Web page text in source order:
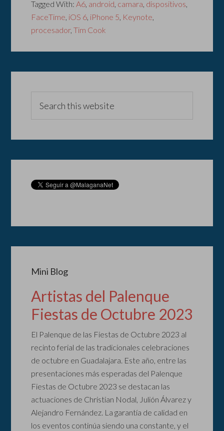
Tagged With:A6, android, camara, dispositivos,
FaceTime, iOS 6, iPhone 5, Keynote,
procesador,Tim Cook
Mini Blog
Artistas del Palenque
Fiestas de Octubre 2023
El Palenque de las Fiestas de Octubre 2023 al
recinto ferial de las tradicionales celebraciones
de octubre en Guadalajara. Este año, entre las
presentaciones más esperadas del Palenque
Fiestas de Octubre 2023 se destacan las
actuaciones de Christian Nodal, Julión Álvarez y
Alejandro Fernández. La garantía de calidad en
los eventos continúa siendo una constante, y el